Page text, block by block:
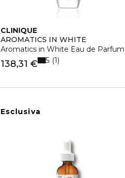
CLINIQUE
AROMATICS IN WHITE
Aromatics in White Eau de Parfum
138,31 € 5 1
Esclusiva